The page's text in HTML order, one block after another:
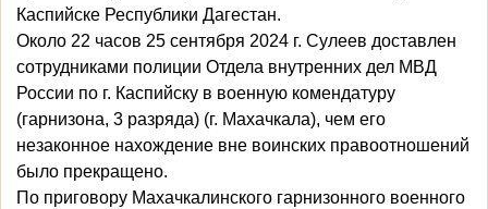
Каспийске Республики Дагестан.
Около 22 часов 25 сентября 2024 г. Сулеев доставлен
сотрудниками полиции Отдела внутренних дел МВД
России по г. Каспийску в военную комендатуру
(гарнизона, 3 разряда) (г. Махачкала), чем его
незаконное нахождение вне воинских правоотношений
было прекращено.
По приговору Махачкалинского гарнизонного военного